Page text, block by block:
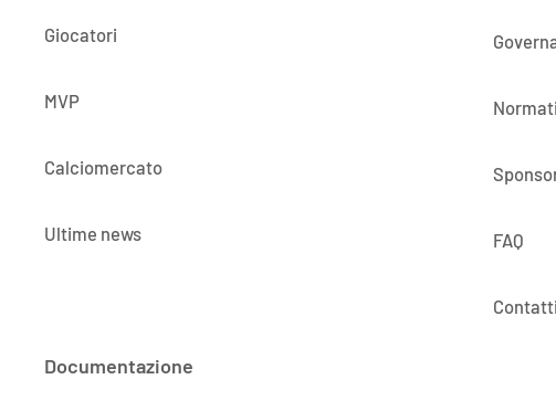
Giocatori
MVP
Calciomercato
Ultime news FAQ
Contatti
Documentazione